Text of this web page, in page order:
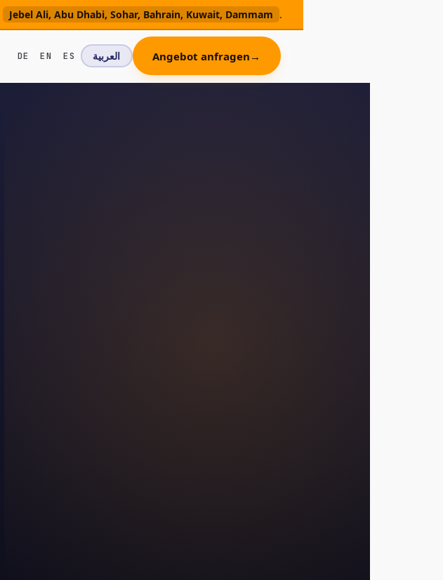
Jebel Ali, Abu Dhabi, Sohar, Bahrain, Kuwait, Dammam .
DE EN ES العربية Angebot anfragen →